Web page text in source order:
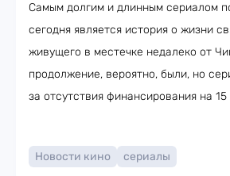
Самым долгим и длинным сериалом
сегодня является история о жизни
живущего в местечке недалеко от
продолжение, вероятно, были, но
за отсутствия финансирования на
Новости кино сериалы